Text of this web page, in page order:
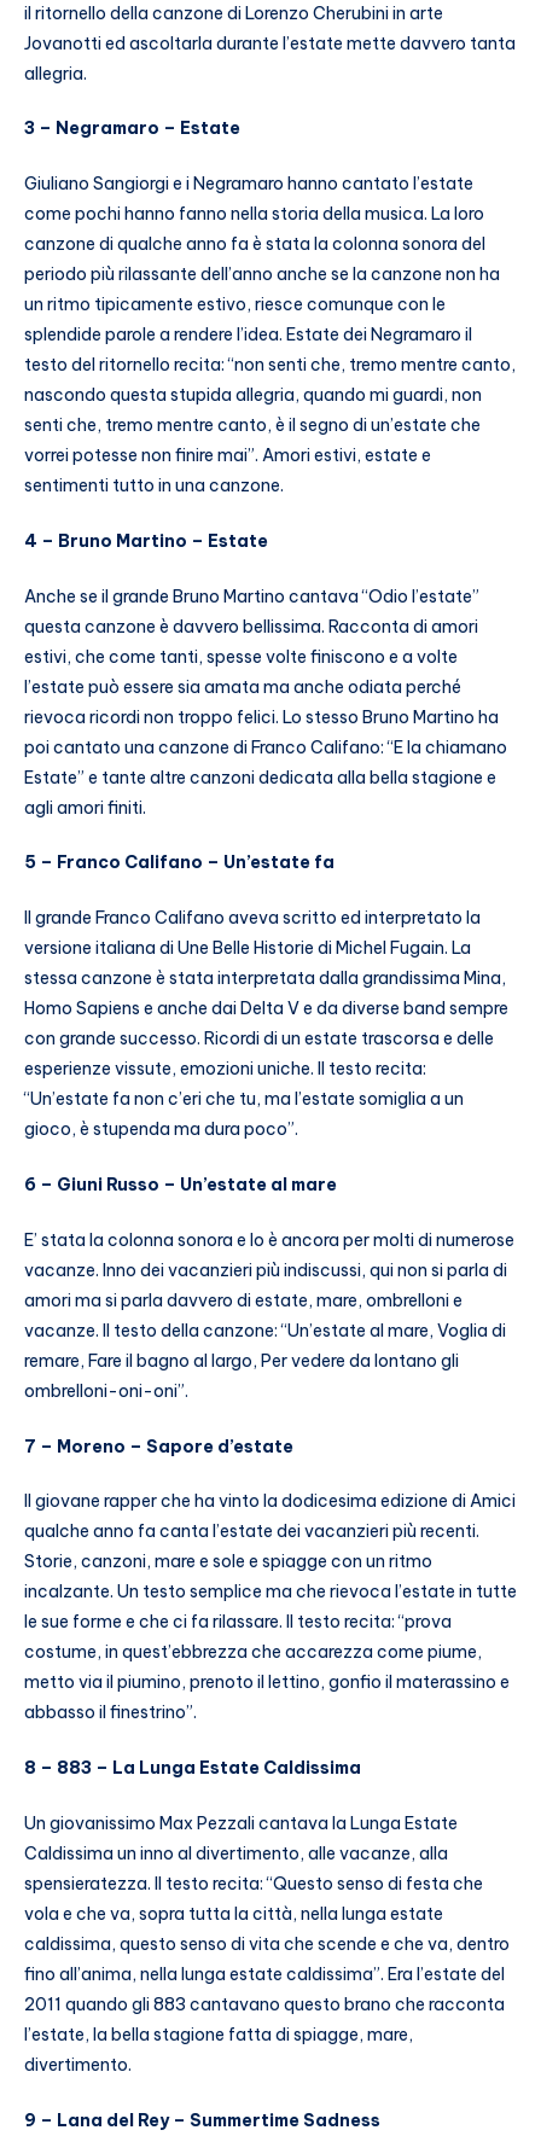
il ritornello della canzone di Lorenzo Cherubini in arte
Jovanotti ed ascoltarla durante l’estate mette davvero tanta
allegria.
3 – Negramaro – Estate
Giuliano Sangiorgi e i Negramaro hanno cantato l’estate
come pochi hanno fanno nella storia della musica. La loro
canzone di qualche anno fa è stata la colonna sonora del
periodo più rilassante dell’anno anche se la canzone non ha
un ritmo tipicamente estivo, riesce comunque con le
splendide parole a rendere l’idea. Estate dei Negramaro il
testo del ritornello recita: “non senti che, tremo mentre canto,
nascondo questa stupida allegria, quando mi guardi, non
senti che, tremo mentre canto, è il segno di un’estate che
vorrei potesse non finire mai”. Amori estivi, estate e
sentimenti tutto in una canzone.
4 – Bruno Martino – Estate
Anche se il grande Bruno Martino cantava “Odio l’estate”
questa canzone è davvero bellissima. Racconta di amori
estivi, che come tanti, spesse volte finiscono e a volte
l’estate può essere sia amata ma anche odiata perché
rievoca ricordi non troppo felici. Lo stesso Bruno Martino ha
poi cantato una canzone di Franco Califano: “E la chiamano
Estate” e tante altre canzoni dedicata alla bella stagione e
agli amori finiti.
5 – Franco Califano – Un’estate fa
Il grande Franco Califano aveva scritto ed interpretato la
versione italiana di Une Belle Historie di Michel Fugain. La
stessa canzone è stata interpretata dalla grandissima Mina,
Homo Sapiens e anche dai Delta V e da diverse band sempre
con grande successo. Ricordi di un estate trascorsa e delle
esperienze vissute, emozioni uniche. Il testo recita:
“Un’estate fa non c’eri che tu, ma l’estate somiglia a un
gioco, è stupenda ma dura poco”.
6 – Giuni Russo – Un’estate al mare
E’ stata la colonna sonora e lo è ancora per molti di numerose
vacanze. Inno dei vacanzieri più indiscussi, qui non si parla di
amori ma si parla davvero di estate, mare, ombrelloni e
vacanze. Il testo della canzone: “Un’estate al mare, Voglia di
remare, Fare il bagno al largo, Per vedere da lontano gli
ombrelloni-oni-oni”.
7 – Moreno – Sapore d’estate
Il giovane rapper che ha vinto la dodicesima edizione di Amici
qualche anno fa canta l’estate dei vacanzieri più recenti.
Storie, canzoni, mare e sole e spiagge con un ritmo
incalzante. Un testo semplice ma che rievoca l’estate in tutte
le sue forme e che ci fa rilassare. Il testo recita: “prova
costume, in quest’ebbrezza che accarezza come piume,
metto via il piumino, prenoto il lettino, gonfio il materassino e
abbasso il finestrino”.
8 – 883 – La Lunga Estate Caldissima
Un giovanissimo Max Pezzali cantava la Lunga Estate
Caldissima un inno al divertimento, alle vacanze, alla
spensieratezza. Il testo recita: “Questo senso di festa che
vola e che va, sopra tutta la città, nella lunga estate
caldissima, questo senso di vita che scende e che va, dentro
fino all’anima, nella lunga estate caldissima”. Era l’estate del
2011 quando gli 883 cantavano questo brano che racconta
l’estate, la bella stagione fatta di spiagge, mare,
divertimento.
9 – Lana del Rey – Summertime Sadness